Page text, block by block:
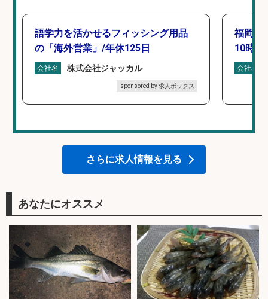
語学力を活かせるフィッシング用品
の「海外営業」/年休125日
会社名 株式会社ジャッカル
sponsored by 求人ボックス
福岡「
10時間
会社名
さらに求人情報を見る
あなたにオススメ